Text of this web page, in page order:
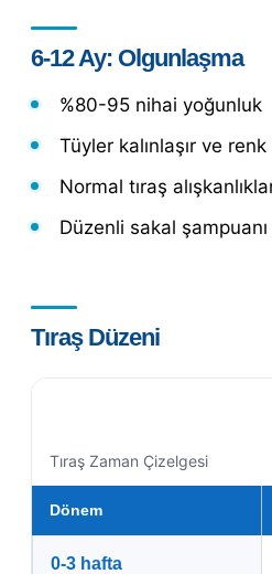
6-12 Ay: Olgunlaşma
%80-95 nihai yoğunluk
Tüyler kalınlaşır ve renk
Normal tıraş
Düzenli sakal
Tıraş Düzeni
Tıraş Zaman Çizelgesi
Dönem
0-3 hafta